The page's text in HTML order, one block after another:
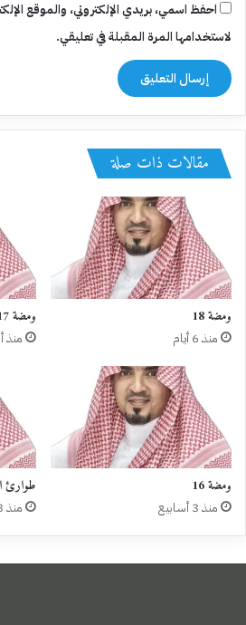
احفظ اسمي، بريدي الإلكتروني، والموقع
لاستخدامها المرة المقبلة في تعليقي.
مقالات ذات صلة
ومضة 18
منذ 6 أيام
ومضة 17
منذ
ومضة 16
منذ 3 أسابيع
طوارئ
منذ 3 أسابيع